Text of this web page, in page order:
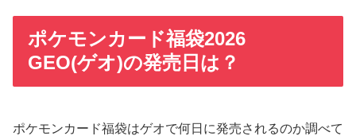
ポケモンカード福袋2026
GEO(ゲオ)の発売日は？
ポケモンカード福袋はゲオで何日に発売されるのか調べて